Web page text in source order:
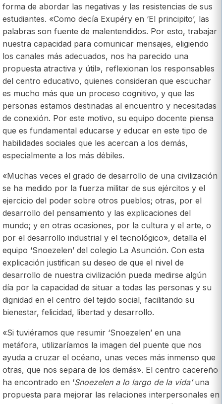
forma de abordar las negativas y las resistencias de sus
estudiantes. «Como decía Exupéry en ‘El principito’, las
palabras son fuente de malentendidos. Por esto, trabajar
nuestra capacidad para comunicar mensajes, eligiendo
los canales más adecuados, nos ha parecido una
propuesta atractiva y útil», reflexionan los responsables
del centro educativo, quienes consideran que escuchar
es mucho más que un proceso cognitivo, y que las
personas estamos destinadas al encuentro y necesitadas
de conexión. Por este motivo, su equipo docente piensa
que es fundamental educarse y educar en este tipo de
habilidades sociales que les acercan a los demás,
especialmente a los más débiles.
«Muchas veces el grado de desarrollo de una civilización
se ha medido por la fuerza militar de sus ejércitos y el
ejercicio del poder sobre otros pueblos; otras, por el
desarrollo del pensamiento y las explicaciones del
mundo; y en otras ocasiones, por la cultura y el arte, o
por el desarrollo industrial y el tecnológico», detalla el
equipo ‘Snoezelen’ del colegio La Asunción. Con esta
explicación justifican su deseo de que el nivel de
desarrollo de nuestra civilización pueda medirse algún
día por la capacidad de situar a todas las personas y su
dignidad en el centro del tejido social, facilitando su
bienestar, felicidad, libertad y desarrollo.
«Si tuviéramos que resumir ‘Snoezelen’ en una
metáfora, utilizaríamos la imagen del puente que nos
ayuda a cruzar el océano, unas veces más inmenso que
otras, que nos separa de los demás». El centro cacereño
ha encontrado en ‘Snoezelen a lo largo de la vida’una
propuesta para mejorar las relaciones interpersonales en